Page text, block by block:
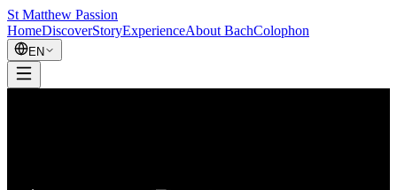
St Matthew Passion
HomeDiscoverStoryExperienceAbout BachColophon
EN